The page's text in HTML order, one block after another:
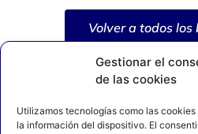
Gestionar el
de las cookies
Utilizamos tecnologías como las
la información del dispositivo. El
Volver a todos los